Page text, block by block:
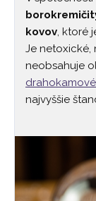
kovov, ktoré
Je netoxické,
neobsahuje
najvyššie